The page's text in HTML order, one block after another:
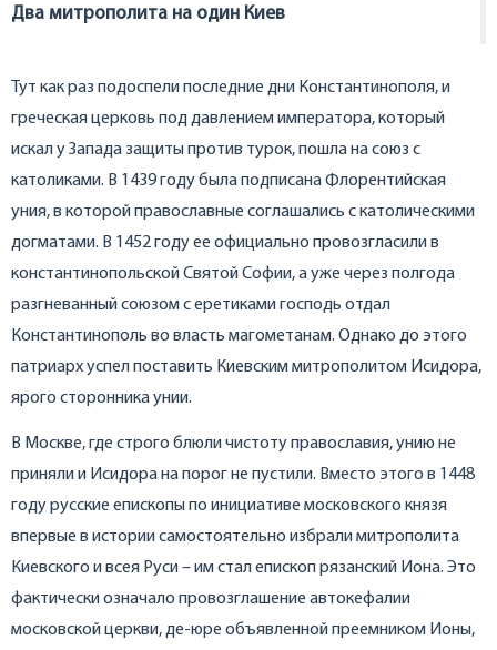
Два митрополита на один Киев
Тут как раз подоспели последние дни Константинополя, и
греческая церковь под давлением императора, который
искал у Запада защиты против турок, пошла на союз с
католиками. В 1439 году была подписана Флорентийская
уния, в которой православные соглашались с католическими
догматами. В 1452 году ее официально провозгласили в
константинопольской Святой Софии, а уже через полгода
разгневанный союзом с еретиками господь отдал
Константинополь во власть магометанам. Однако до этого
патриарх успел поставить Киевским митрополитом Исидора,
ярого сторонника унии.
В Москве, где строго блюли чистоту православия, унию не
приняли и Исидора на порог не пустили. Вместо этого в 1448
году русские епископы по инициативе московского князя
впервые в истории самостоятельно избрали митрополита
Киевского и всея Руси – им стал епископ рязанский Иона. Это
фактически означало провозглашение автокефалии
московской церкви, де-юре объявленной преемником Ионы,